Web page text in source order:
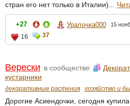
стран его нет только в Италии)...
+27 Уралочка000 15
16
37
Верески в сообществе
кустарники
декоративные растения хозяйство и
Дорогие Асиендочки, сегодня